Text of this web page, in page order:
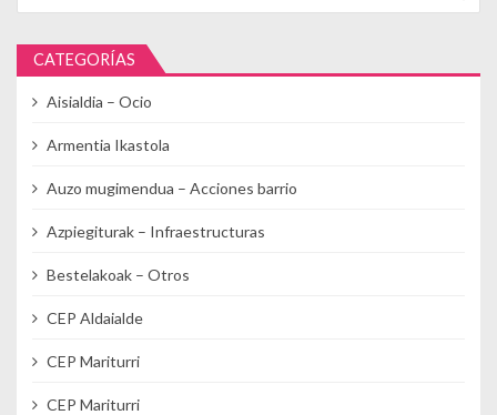
CATEGORÍAS
Aisialdia – Ocio
Armentia Ikastola
Auzo mugimendua – Acciones barrio
Azpiegiturak – Infraestructuras
Bestelakoak – Otros
CEP Aldaialde
CEP Mariturri
CEP Mariturri